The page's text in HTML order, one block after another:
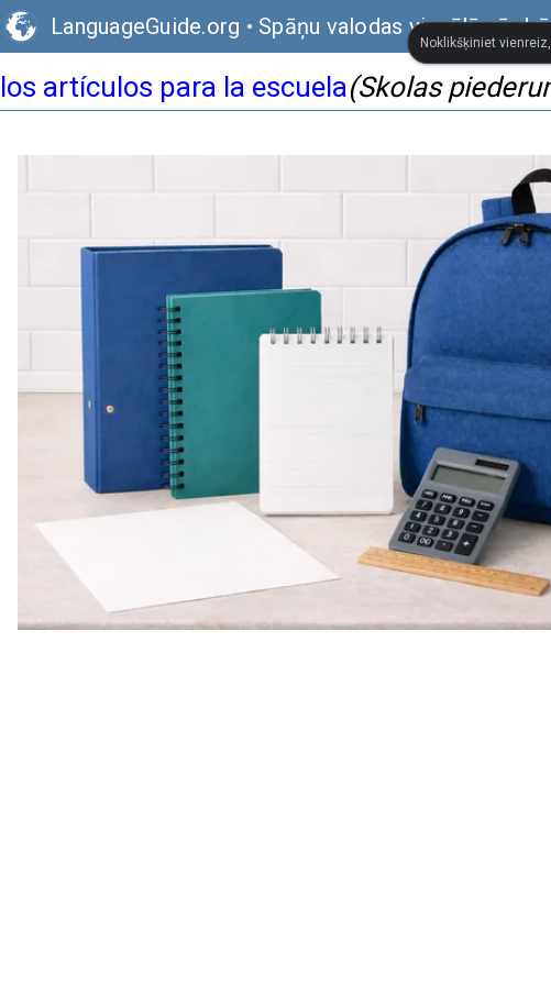
LanguageGuide.org • Spāņu valodas vizuālā
los artículos para la escuela(Skolas
Noklikšķiniet